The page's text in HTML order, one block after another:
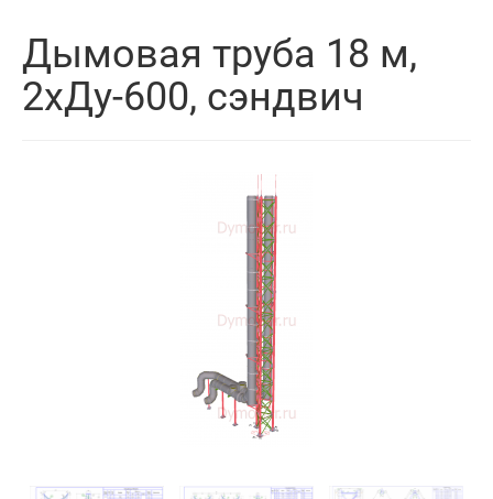
Дымовая труба 18 м,
2хДу-600, сэндвич